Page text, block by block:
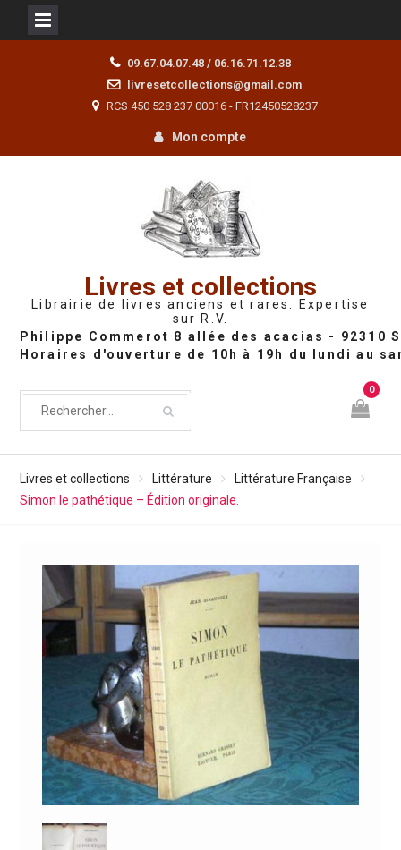
09.67.04.07.48 / 06.16.71.12.38
livresetcollections@gmail.com
RCS 450 528 237 00016 - FR12450528237
Mon compte
Livres et collections
Librairie de livres anciens et rares. Expertise
sur R.V.
0
Livres et collections Littérature
Littérature Française
Simon le pathétique – Édition originale.